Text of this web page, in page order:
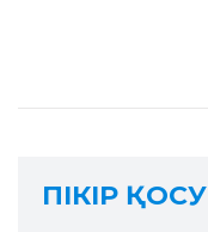
ПІКІР ҚОСУ